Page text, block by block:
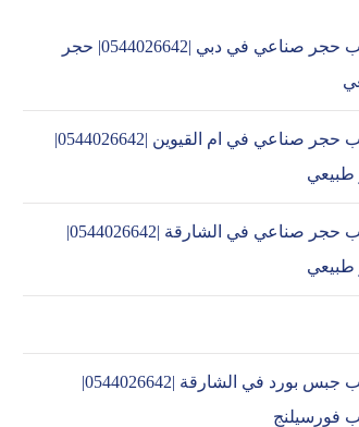
تركيب حجر صناعي في دبي |0544026642| حجر
تركيب حجر صناعي في ام القيوين |0544026642|
تركيب حجر صناعي في الشارقة |0544026642|
تركيب جبس بورد في الشارقة |0544026642|
فورسيلنج